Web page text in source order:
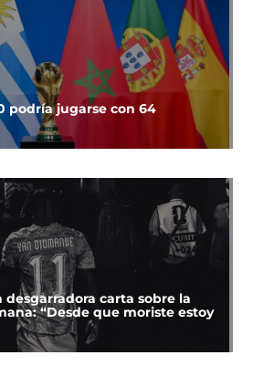
podría jugarse con 64
desgarradora carta sobre la
“Desde que moriste estoy